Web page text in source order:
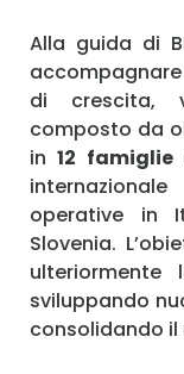
Alla guida di
di crescita,
composto da
in12
operative in
Slovenia.
ulteriormente
sviluppando
consolidando